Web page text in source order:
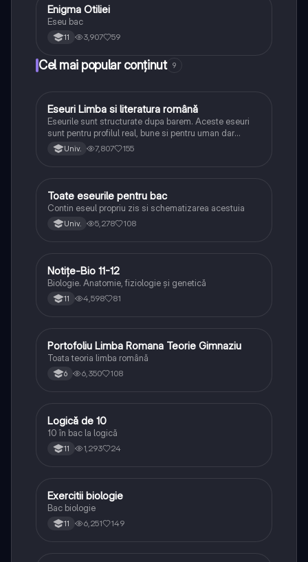
Limba și literatura română
Enigma Otiliei
Eseu bac
11 3,907 59
Cel mai popular conținut 9
Limba și literatura română
Eseuri Limba si literatura română
Eseurile sunt structurate dupa barem. Aceste eseuri
sunt pentru profilul real, bune si pentru uman dar
lipsesc relatiile dintre personaje si caracrerizarile.
Univ. 7,807 155
Limba și literatura română
Toate eseurile pentru bac
Contin eseul propriu zis si schematizarea acestuia
Univ. 5,278 108
Biologie
Notițe-Bio 11-12
Biologie. Anatomie, fiziologie și genetică
11 4,598 81
Limba și literatura română
Portofoliu Limba Romana Teorie Gimnaziu
Toata teoria limba română
6 6,350 108
Logică
Logică de 10
10 în bac la logică
11 1,293 24
Biologie
Exercitii biologie
Bac biologie
11 6,251 149